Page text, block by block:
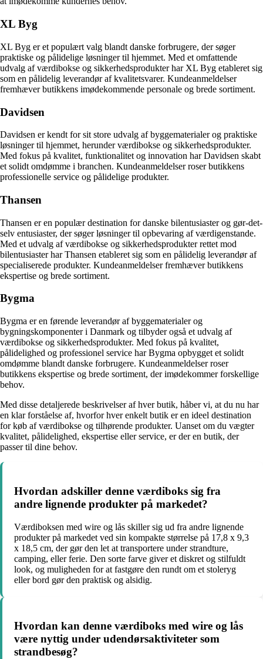
XL Byg
XL Byg er et populært valg blandt danske forbrugere, der søger
praktiske og pålidelige løsninger til hjemmet. Med et omfattende
udvalg af værdibokse og sikkerhedsprodukter har XL Byg etableret sig
som en pålidelig leverandør af kvalitetsvarer. Kundeanmeldelser
fremhæver butikkens imødekommende personale og brede sortiment.
Davidsen
Davidsen er kendt for sit store udvalg af byggematerialer og praktiske
løsninger til hjemmet, herunder værdibokse og sikkerhedsprodukter.
Med fokus på kvalitet, funktionalitet og innovation har Davidsen skabt
et solidt omdømme i branchen. Kundeanmeldelser roser butikkens
professionelle service og pålidelige produkter.
Thansen
Thansen er en populær destination for danske bilentusiaster og gør-det-
selv entusiaster, der søger løsninger til opbevaring af værdigenstande.
Med et udvalg af værdibokse og sikkerhedsprodukter rettet mod
bilentusiaster har Thansen etableret sig som en pålidelig leverandør af
specialiserede produkter. Kundeanmeldelser fremhæver butikkens
ekspertise og brede sortiment.
Bygma
Bygma er en førende leverandør af byggematerialer og
bygningskomponenter i Danmark og tilbyder også et udvalg af
værdibokse og sikkerhedsprodukter. Med fokus på kvalitet,
pålidelighed og professionel service har Bygma opbygget et solidt
omdømme blandt danske forbrugere. Kundeanmeldelser roser
butikkens ekspertise og brede sortiment, der imødekommer forskellige
behov.
Med disse detaljerede beskrivelser af hver butik, håber vi, at du nu har
en klar forståelse af, hvorfor hver enkelt butik er en ideel destination
for køb af værdibokse og tilhørende produkter. Uanset om du vægter
kvalitet, pålidelighed, ekspertise eller service, er der en butik, der
passer til dine behov.
Hvordan adskiller denne værdiboks sig fra
andre lignende produkter på markedet?
Værdiboksen med wire og lås skiller sig ud fra andre lignende
produkter på markedet ved sin kompakte størrelse på 17,8 x 9,3
x 18,5 cm, der gør den let at transportere under strandture,
camping, eller ferie. Den sorte farve giver et diskret og stilfuldt
look, og muligheden for at fastgøre den rundt om et stoleryg
eller bord gør den praktisk og alsidig.
Hvordan kan denne værdiboks med wire og lås
være nyttig under udendørsaktiviteter som
strandbesøg?